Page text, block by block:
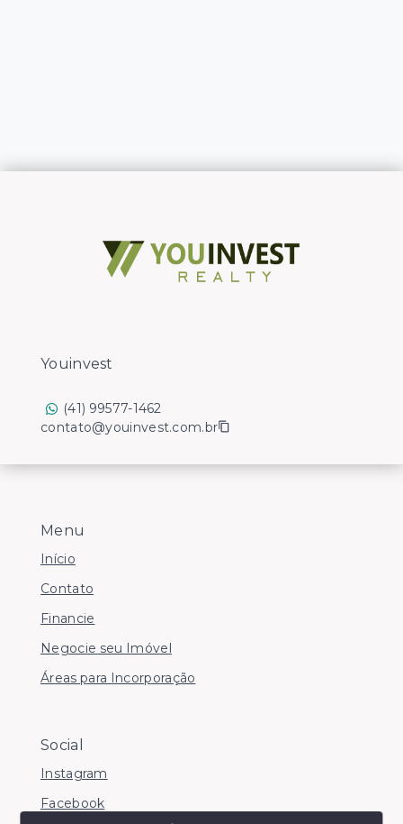
Menu
Início
Contato
Financie
Negocie seu Imóvel
Áreas para Incorporação
Social
Instagram
Facebook
Youinvest
(41) 99577-1462
contato@youinvest.com.br